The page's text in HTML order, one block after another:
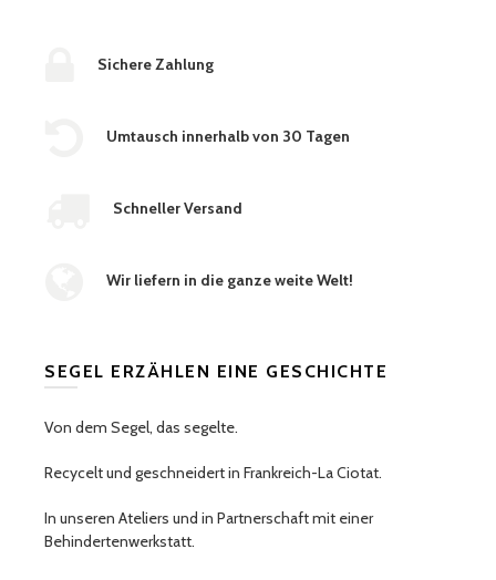
Sichere Zahlung
Umtausch innerhalb von 30 Tagen
Schneller Versand
Wir liefern in die ganze weite Welt!
SEGEL ERZÄHLEN EINE GESCHICHTE
Von dem Segel, das segelte.
Recycelt und geschneidert in Frankreich-La Ciotat.
In unseren Ateliers und in Partnerschaft mit einer
Behindertenwerkstatt.